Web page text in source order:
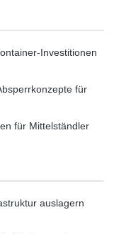
Investitionen
für
für Mittelständler
auslagern